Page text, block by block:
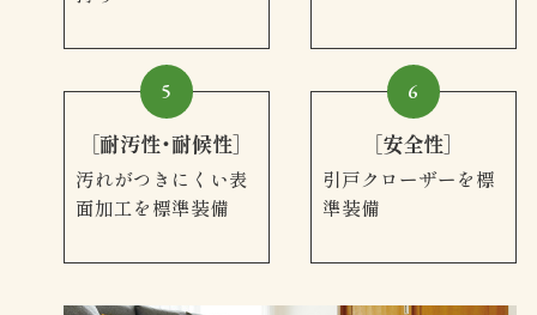
5
［耐汚性・耐候性］
汚れがつきにくい表
面加工を標準装備
6
［安全性］
引戸クローザーを標
準装備